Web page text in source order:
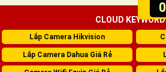
CLOUD
Lắp Camera Hikvision
Lắp Camera Dahua Giá Rẻ